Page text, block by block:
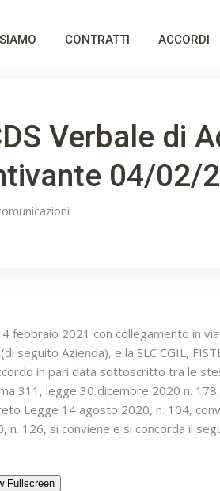
CONTRATTI ACCORDI
Verbale di
04/02/
4 febbraio 2021 con collegamento in
(di seguito Azienda), e la SLC CGIL,
in pari data sottoscritto tra le
311, legge 30 dicembre 2020 n.
Legge 14 agosto 2020, n. 104,
n. 126, si conviene e si concorda il
Fullscreen